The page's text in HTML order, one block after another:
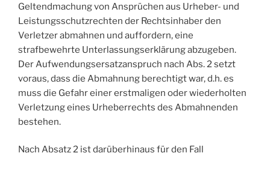
Geltendmachung von Ansprüchen aus Urheber- und
Leistungsschutzrechten der Rechtsinhaber den
Verletzer abmahnen und auffordern, eine
strafbewehrte Unterlassungserklärung abzugeben.
Der Aufwendungsersatzanspruch nach Abs. 2 setzt
voraus, dass die Abmahnung berechtigt war, d.h. es
muss die Gefahr einer erstmaligen oder wiederholten
Verletzung eines Urheberrechts des Abmahnenden
bestehen.
Nach Absatz 2 ist darüberhinaus für den Fall